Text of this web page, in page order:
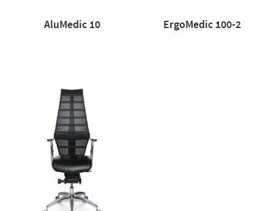
AluMedic 10 ErgoMedic 100-2